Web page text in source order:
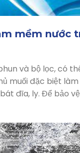
mềm nước
và bộ lọc, có
muối đặc biệt
đĩa, ly. Để bảo